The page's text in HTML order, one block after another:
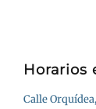
Horarios
Calle